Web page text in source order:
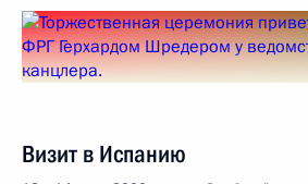
Визит в Испанию